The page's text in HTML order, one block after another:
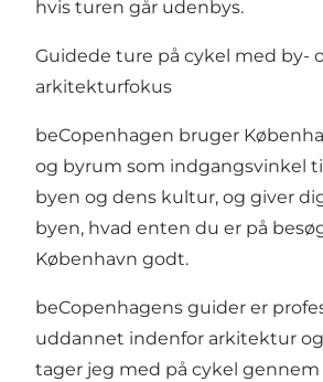
hvis turen går udenbys.
Guidede ture på cykel med by-
arkitekturfokus
beCopenhagen bruger
og byrum som indgangsvinkel
byen og dens kultur, og giver
byen, hvad enten du er på
København godt.
beCopenhagens guider er
uddannet indenfor arkitektur
tager jeg med på cykel